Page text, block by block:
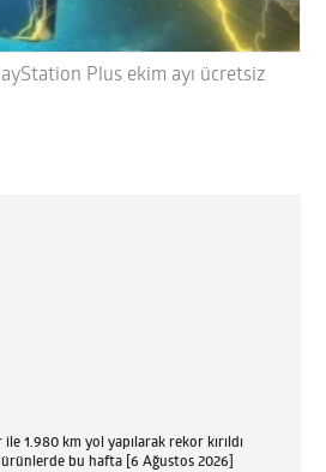
Plus ekim ayı ücretsiz
1.980 km yol yapılarak rekor kırıldı
bu hafta [6 Ağustos 2026]